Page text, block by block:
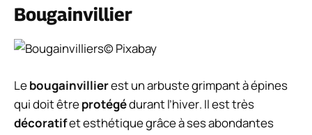
Bougainvillier
© Pixabay
Lebougainvillierest unarbuste grimpantàépines
qui doit êtreprotégédurant l’hiver. Il est très
décoratifetesthétiquegrâce à sesabondantes